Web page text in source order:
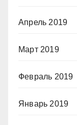
Апрель 2019
Март 2019
Февраль 2019
Январь 2019